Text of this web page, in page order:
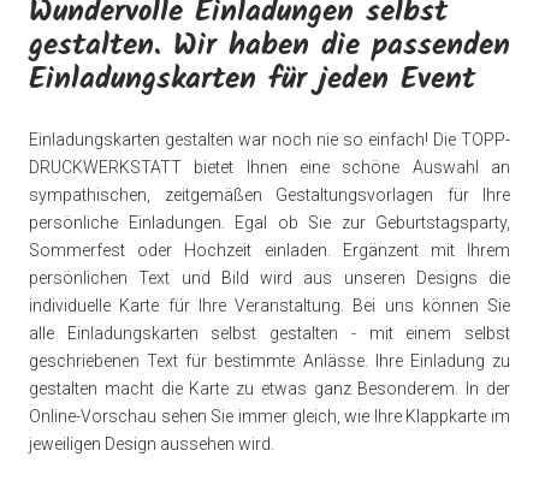
Wundervolle Einladungen selbst
gestalten. Wir haben die passenden
Einladungskarten für jeden Event
Einladungskarten gestalten war noch nie so einfach! Die TOPP-
DRUCKWERKSTATT bietet Ihnen eine schöne Auswahl an
sympathischen, zeitgemäßen Gestaltungsvorlagen für Ihre
persönliche Einladungen. Egal ob Sie zur Geburtstagsparty,
Sommerfest oder Hochzeit einladen. Ergänzent mit Ihrem
persönlichen Text und Bild wird aus unseren Designs die
individuelle Karte für Ihre Veranstaltung. Bei uns können Sie
alle Einladungskarten selbst gestalten - mit einem selbst
geschriebenen Text für bestimmte Anlässe. Ihre Einladung zu
gestalten macht die Karte zu etwas ganz Besonderem. In der
Online-Vorschau sehen Sie immer gleich, wie Ihre Klappkarte im
jeweiligen Design aussehen wird.